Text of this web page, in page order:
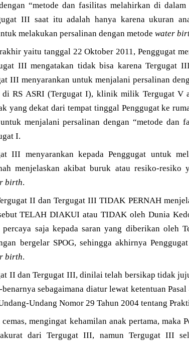
“metode dan fasilitas melahirkan di
III saat itu adalah hanya karena ukuran
melakukan persalinan dengan metode water
yaitu tanggal 22 Oktober 2011, Penggugat
III mengatakan tidak bisa karena Tergugat
III menyarankan untuk menjalani persalinan
RS ASRI (Tergugat I), klinik milik Tergugat V
yang dekat dari tempat tinggal Penggugat ke
menjalani persalinan dengan “metode dan
I.
III menyarankan kepada Penggugat untuk
menjelaskan akibat buruk atau resiko-resiko
birth.
II dan Tergugat III TIDAK PERNAH
TELAH DIAKUI atau TIDAK oleh Dunia
percaya saja kepada saran yang diberikan oleh
bergelar SPOG, sehingga akhirnya
birth.
II dan Tergugat III, dinilai telah bersikap tidak
sebagaimana diatur lewat ketentuan
Undang Nomor 29 Tahun 2004 tentang
cemas, mengingat kehamilan anak pertama, maka
dari Tergugat III, namun Tergugat III